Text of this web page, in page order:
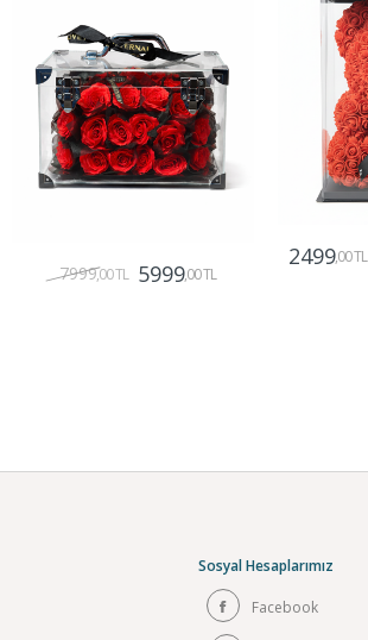
7999,00 TL 5999,00 TL
2499,00 TL
Sosyal Hesaplarımız
Facebook